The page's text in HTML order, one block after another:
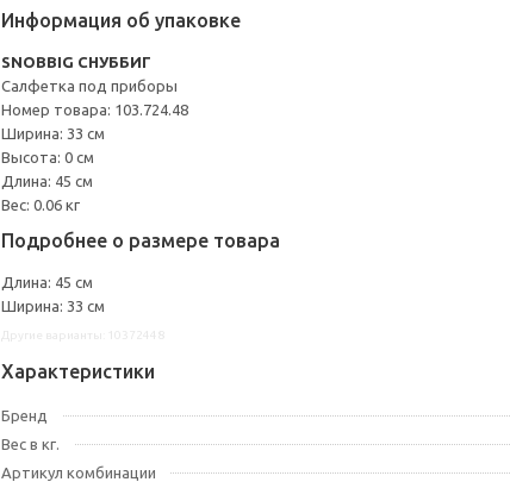
Информация об упаковке
SNOBBIG СНУББИГ
Салфетка под приборы
Номер товара: 103.724.48
Ширина: 33 см
Высота: 0 см
Длина: 45 см
Вес: 0.06 кг
Подробнее о размере товара
Длина: 45 см
Ширина: 33 см
Характеристики
Бренд
Вес в кг.
Артикул комбинации